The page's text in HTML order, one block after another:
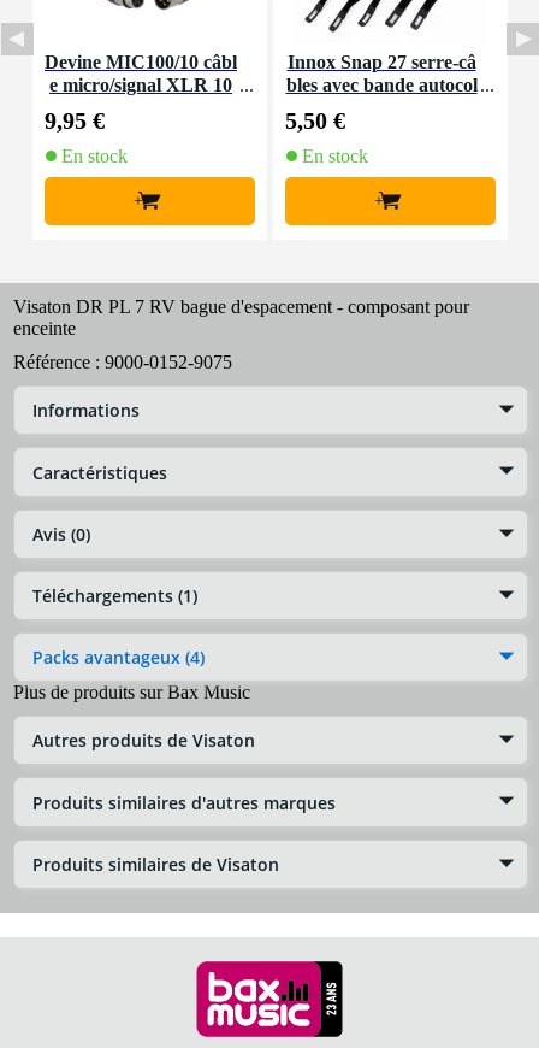
Devine MIC100/10 câbl
e micro/signal XLR 10
9,95 €
En stock
+
Innox Snap 27 serre-câ
bles avec bande autocol
5,50 €
En stock
+
Visaton DR PL 7 RV bague d'espacement - composant pour
enceinte
Référence : 9000-0152-9075
Informations
Caractéristiques
Avis (0)
Téléchargements (1)
Packs avantageux (4)
Plus de produits sur Bax Music
Autres produits de Visaton
Produits similaires d'autres marques
Produits similaires de Visaton